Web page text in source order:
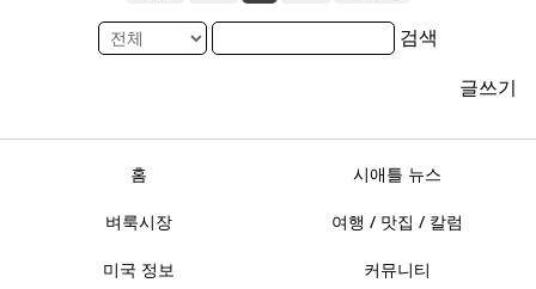
검색
글쓰기
홈 시애틀 뉴스
벼룩시장 여행 / 맛집 / 칼럼
미국 정보 커뮤니티